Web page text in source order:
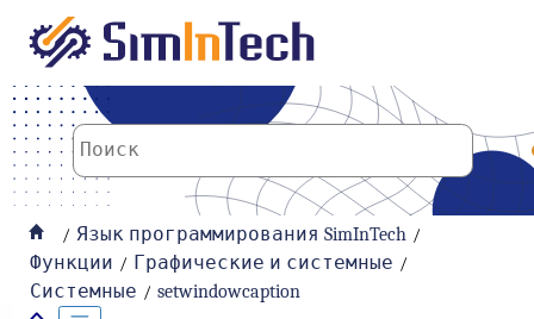
Язык программирования SimInTech
Функции
Графические и системные
Системные
setwindowcaption